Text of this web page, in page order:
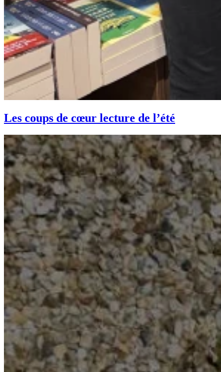
Les coups de cœur lecture de l’été